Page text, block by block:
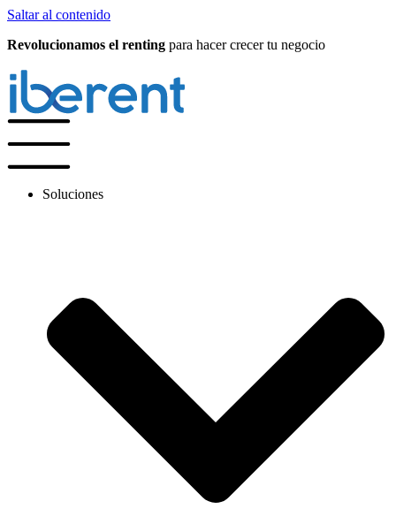
Saltar al contenido
Revolucionamos el renting para hacer crecer tu negocio
Soluciones